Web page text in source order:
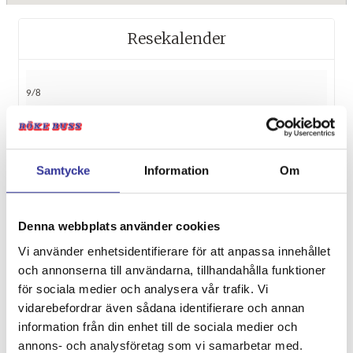
Samtycke Information Om
Denna webbplats använder cookies
Vi använder enhetsidentifierare för att anpassa innehållet
och annonserna till användarna, tillhandahålla funktioner
för sociala medier och analysera vår trafik. Vi
vidarebefordrar även sådana identifierare och annan
information från din enhet till de sociala medier och
annons- och analysföretag som vi samarbetar med.
Resekalender
9/8
Vandring Golfjället, 5 dagar
10/8
från 7 495:-
12/8
från 650:-